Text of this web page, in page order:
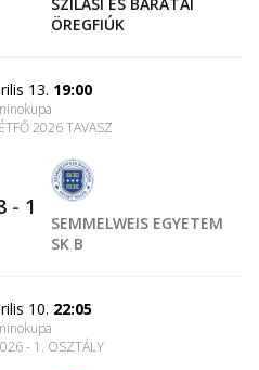
ÖREGFIÚK
13. 19:00
2026 TAVASZ
- 1
SEMMELWEIS EGYETEM
SK B
10. 22:05
- 1. OSZTÁLY